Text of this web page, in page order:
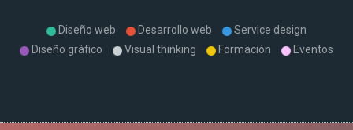
Diseño web Desarrollo web
Service design
Diseño gráfico
Visual thinking Formación Eventos